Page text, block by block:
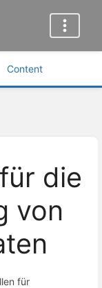
Content
die
von
für